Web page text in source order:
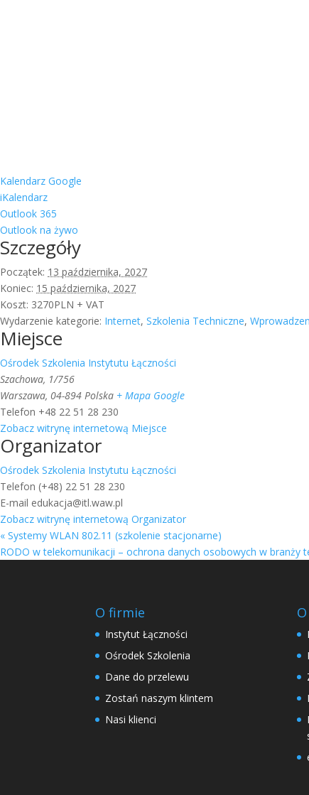
Kalendarz Google
iKalendarz
Outlook 365
Outlook na żywo
Szczegóły
Początek: 13 października, 2027
Koniec: 15 października, 2027
Koszt: 3270PLN + VAT
Wydarzenie kategorie: Internet, Szkolenia Techniczne,
Miejsce
Ośrodek Szkolenia Instytutu Łączności
Szachowa, 1/756
Warszawa, 04-894 Polska + Mapa Google
Telefon +48 22 51 28 230
Zobacz witrynę internetową Miejsce
Organizator
Ośrodek Szkolenia Instytutu Łączności
Telefon (+48) 22 51 28 230
E-mail edukacja@itl.waw.pl
Zobacz witrynę internetową Organizator
« Systemy WLAN 802.11 (szkolenie stacjonarne)
RODO w telekomunikacji – ochrona danych osobowych w branży
O firmie
Instytut Łączności
Ośrodek Szkolenia
Dane do przelewu
Zostań naszym klintem
Nasi klienci